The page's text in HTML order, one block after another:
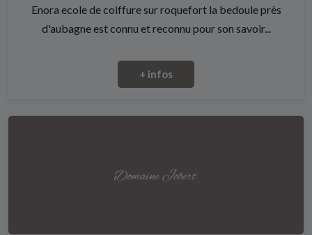
Enora ecole de coiffure sur roquefort la bedoule près
d'aubagne est connu et reconnu pour son savoir...
+ infos